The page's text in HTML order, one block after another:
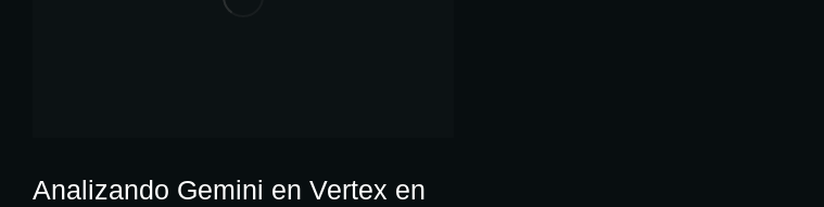
Analizando Gemini en Vertex en